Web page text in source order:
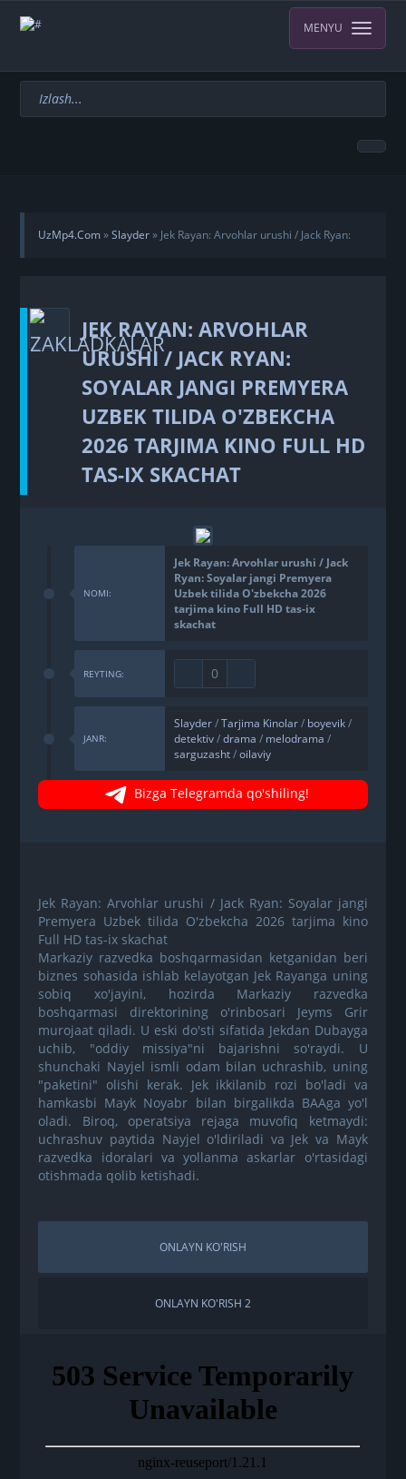
MENYU
UzMp4.Com»Slayder» Jek Rayan: Arvohlar urushi / Jack Ryan:
Full HD tas-ix skachat
JEK RAYAN: ARVOHLAR
URUSHI / JACK RYAN:
SOYALAR JANGI PREMYERA
UZBEK TILIDA O'ZBEKCHA
2026 TARJIMA KINO FULL HD
TAS-IX SKACHAT
NOMI:
Jek Rayan: Arvohlar urushi / Jack
Ryan: Soyalar jangi Premyera
Uzbek tilida O'zbekcha 2026
tarjima kino Full HD tas-ix
skachat
REYTING: 0
JANR:
Slayder/Tarjima Kinolar/ boyevik/
detektiv/drama / melodrama /
sarguzasht/oilaviy
Bizga Telegramda qo'shiling!
Jek Rayan: Arvohlar urushi / Jack Ryan: Soyalar jangi
Premyera Uzbek tilida O'zbekcha 2026 tarjima kino
Full HD tas-ix skachat
Markaziy razvedka boshqarmasidan ketganidan beri
biznes sohasida ishlab kelayotgan Jek Rayanga uning
sobiq xo'jayini, hozirda Markaziy razvedka
boshqarmasi direktorining o'rinbosari Jeyms Grir
murojaat qiladi. U eski do'sti sifatida Jekdan Dubayga
uchib, "oddiy missiya"ni bajarishni so'raydi. U
shunchaki Nayjel ismli odam bilan uchrashib, uning
"paketini" olishi kerak. Jek ikkilanib rozi bo'ladi va
hamkasbi Mayk Noyabr bilan birgalikda BAAga yo'l
oladi. Biroq, operatsiya rejaga muvofiq ketmaydi:
uchrashuv paytida Nayjel o'ldiriladi va Jek va Mayk
razvedka idoralari va yollanma askarlar o'rtasidagi
otishmada qolib ketishadi.
ONLAYN KO'RISH
ONLAYN KO'RISH 2